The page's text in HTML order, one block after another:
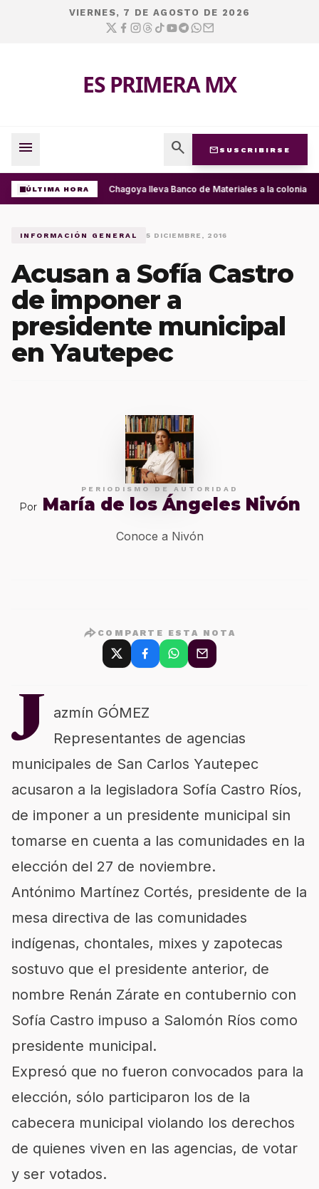
VIERNES, 7 DE AGOSTO DE 2026
ES PRIMERA MX
menu search mail SUSCRIBIRSE
ÚLTIMA HORA Ray Chagoya lleva Banco de Materiales a la colonia
INFORMACIÓN GENERAL 5 DICIEMBRE, 2016
Acusan a Sofía Castro
de imponer a
presidente municipal
en Yautepec
PERIODISMO DE AUTORIDAD
Por María de los Ángeles Nivón
Conoce a Nivón
COMPARTE ESTA NOTA
J
azmín GÓMEZ
Representantes de agencias
municipales de San Carlos Yautepec
acusaron a la legisladora Sofía Castro Ríos,
de imponer a un presidente municipal sin
tomarse en cuenta a las comunidades en la
elección del 27 de noviembre.
Antónimo Martínez Cortés, presidente de la
mesa directiva de las comunidades
indígenas, chontales, mixes y zapotecas
sostuvo que el presidente anterior, de
nombre Renán Zárate en contubernio con
Sofía Castro impuso a Salomón Ríos como
presidente municipal.
Expresó que no fueron convocados para la
elección, sólo participaron los de la
cabecera municipal violando los derechos
de quienes viven en las agencias, de votar
y ser votados.